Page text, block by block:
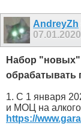
AndreyZh
07.01.2020
Набор
1. С 1 января
и МОЦ на
https://